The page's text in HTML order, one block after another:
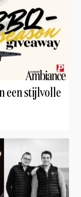
een stijlvolle